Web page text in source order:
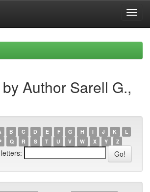
Author Sarell G.,
B C D E F G H I J K
L
Q R S T U V W X Y Z